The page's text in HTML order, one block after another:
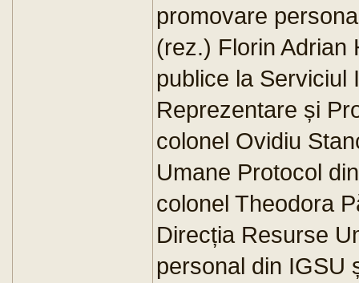
promovare
(rez.) Florin Adrian
publice la Serviciul
Reprezentare și
colonel Ovidiu
Umane Protocol
colonel Theodora
Direcția Resurse
personal din IGSU